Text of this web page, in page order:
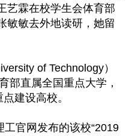
艺霖在校学生会体育部
敏敏去外地读研，她留
of Technology）
部直属全国重点大学，
建设高校。
官网发布的该校“2019